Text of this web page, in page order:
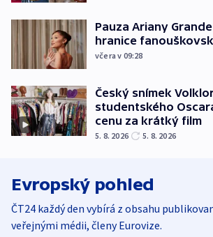
Pauza Ariany
hranice
včera v 09:28
Český snímek
studentského
cenu za krátký film
5. 8. 2026 5. 8. 2026
Evropský pohled
ČT24 každý den vybírá z obsahu
veřejnými médii, členy Eurovize.